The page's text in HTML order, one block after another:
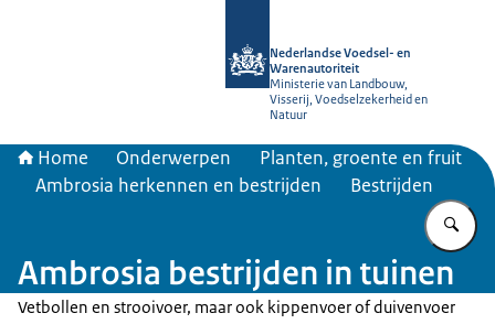
Nederlandse Voedsel- en
Warenautoriteit
Ministerie van Landbouw,
Visserij, Voedselzekerheid en
Natuur
Home Onderwerpen
Planten, groente en fruit
Ambrosia herkennen en bestrijden
Bestrijden
Ambrosia bestrijden in tuinen
Vetbollen en strooivoer, maar ook kippenvoer of duivenvoer